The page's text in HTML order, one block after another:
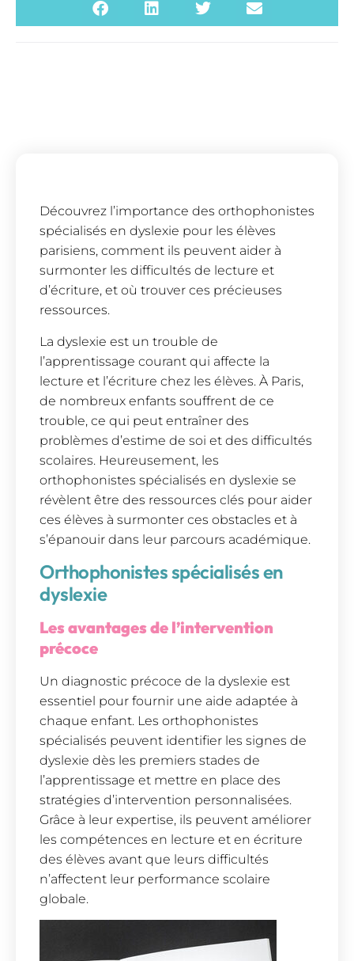
Découvrez l’importance des orthophonistes
spécialisés en dyslexie pour les élèves
parisiens, comment ils peuvent aider à
surmonter les difficultés de lecture et
d’écriture, et où trouver ces précieuses
ressources.
La dyslexie est un trouble de
l’apprentissage courant qui affecte la
lecture et l’écriture chez les élèves. À Paris,
de nombreux enfants souffrent de ce
trouble, ce qui peut entraîner des
problèmes d’estime de soi et des difficultés
scolaires. Heureusement, les
orthophonistes spécialisés en dyslexie se
révèlent être des ressources clés pour aider
ces élèves à surmonter ces obstacles et à
s’épanouir dans leur parcours académique.
Orthophonistes spécialisés en
dyslexie
Les avantages de l’intervention
précoce
Un diagnostic précoce de la dyslexie est
essentiel pour fournir une aide adaptée à
chaque enfant. Les orthophonistes
spécialisés peuvent identifier les signes de
dyslexie dès les premiers stades de
l’apprentissage et mettre en place des
stratégies d’intervention personnalisées.
Grâce à leur expertise, ils peuvent améliorer
les compétences en lecture et en écriture
des élèves avant que leurs difficultés
n’affectent leur performance scolaire
globale.